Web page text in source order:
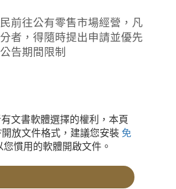
前往公有零售市場經營，凡
者，得隨時提出申請並優先
告期間限制
文書軟體選擇的權利，本頁
放文件格式，建議您安裝 免
您慣用的軟體開啟文件。